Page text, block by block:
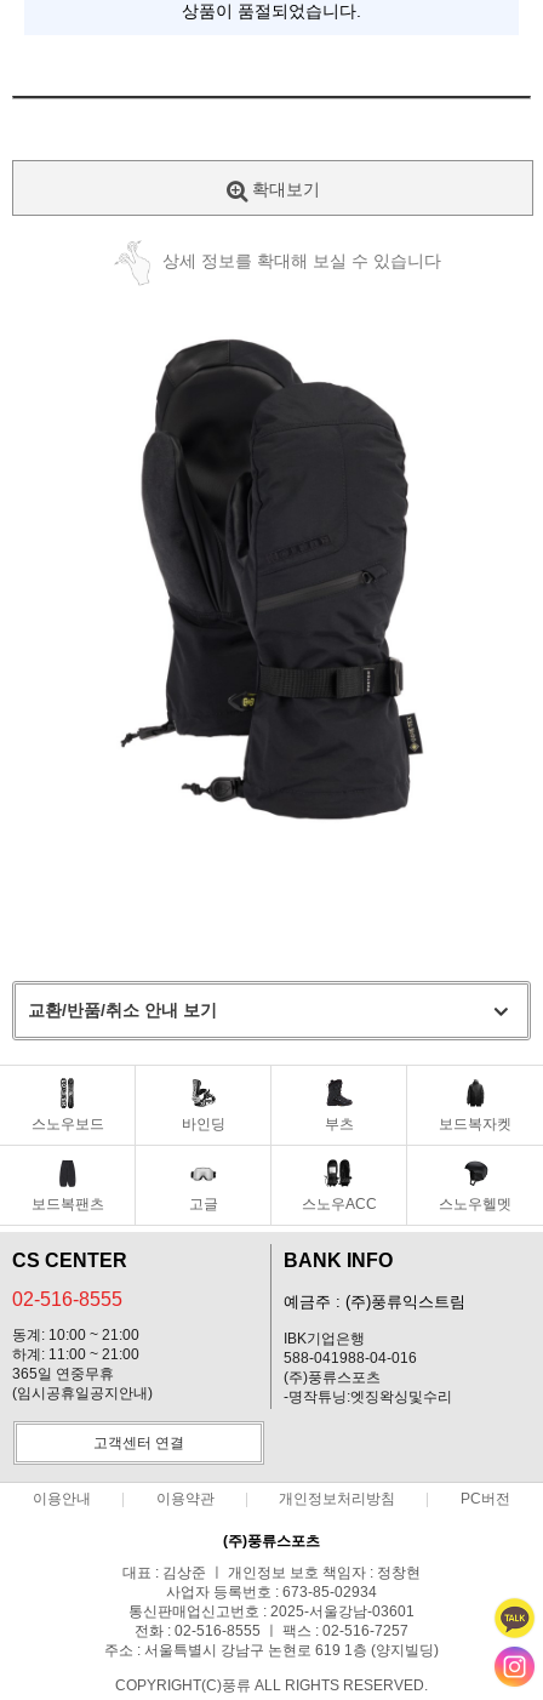
상품이 품절되었습니다.
확대보기
상세 정보를 확대해 보실 수 있습니다
교환/반품/취소 안내 보기
스노우보드 바인딩 부츠 보드복자켓
보드복팬츠 고글 스노우ACC 스노우헬멧
CS CENTER
02-516-8555
동계: 10:00 ~ 21:00
하계: 11:00 ~ 21:00
365일 연중무휴
(임시공휴일공지안내)
BANK INFO
예금주 : (주)풍류익스트림
IBK기업은행
588-041988-04-016
(주)풍류스포츠
-명작튜닝:엣징왁싱및수리
고객센터 연결
이용안내 이용약관 개인정보처리방침 PC버전
(주)풍류스포츠
대표 : 김상준 ㅣ 개인정보 보호 책임자 : 정창현
사업자 등록번호 : 673-85-02934
통신판매업신고번호 : 2025-서울강남-03601
전화 : 02-516-8555 ㅣ 팩스 : 02-516-7257
주소 : 서울특별시 강남구 논현로 619 1층 (양지빌딩)
COPYRIGHT(C)풍류 ALL RIGHTS RESERVED.